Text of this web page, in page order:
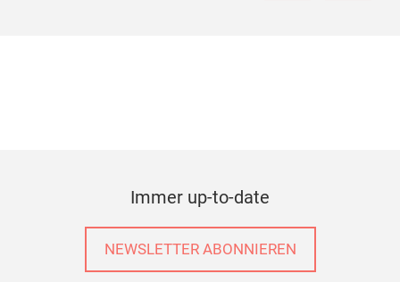
Immer up-to-date
NEWSLETTER ABONNIEREN